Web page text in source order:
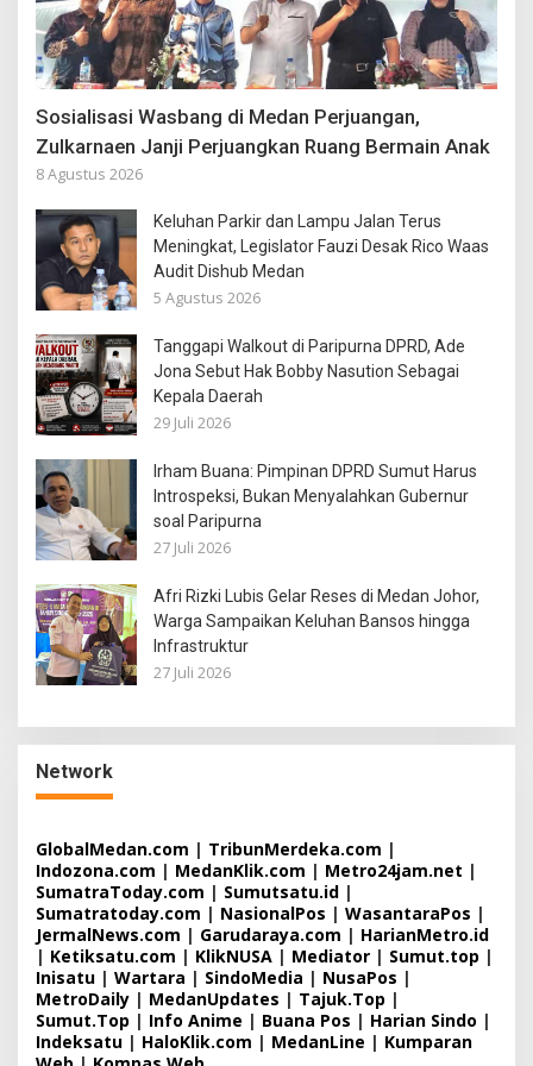
Sosialisasi Wasbang di Medan Perjuangan,
Zulkarnaen Janji Perjuangkan Ruang Bermain Anak
8 Agustus 2026
Keluhan Parkir dan Lampu Jalan Terus
Meningkat, Legislator Fauzi Desak Rico Waas
Audit Dishub Medan
5 Agustus 2026
Tanggapi Walkout di Paripurna DPRD, Ade
Jona Sebut Hak Bobby Nasution Sebagai
Kepala Daerah
29 Juli 2026
Irham Buana: Pimpinan DPRD Sumut Harus
Introspeksi, Bukan Menyalahkan Gubernur
soal Paripurna
27 Juli 2026
Afri Rizki Lubis Gelar Reses di Medan Johor,
Warga Sampaikan Keluhan Bansos hingga
Infrastruktur
27 Juli 2026
Network
GlobalMedan.com | TribunMerdeka.com |
Indozona.com | MedanKlik.com | Metro24jam.net |
SumatraToday.com | Sumutsatu.id |
Sumatratoday.com | NasionalPos | WasantaraPos |
JermalNews.com | Garudaraya.com | HarianMetro.id
| Ketiksatu.com | KlikNUSA | Mediator | Sumut.top |
Inisatu | Wartara | SindoMedia | NusaPos |
MetroDaily | MedanUpdates | Tajuk.Top |
Sumut.Top | Info Anime | Buana Pos | Harian Sindo |
Indeksatu | HaloKlik.com | MedanLine | Kumparan